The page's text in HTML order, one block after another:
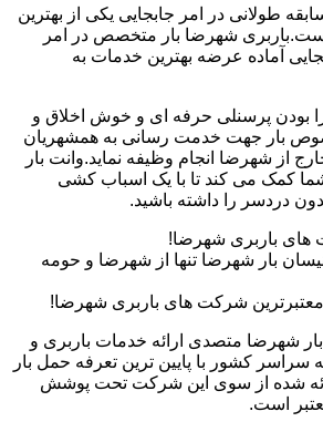
طولانی در امر جابجایی یکی از بهترین
شهرضا بار متخصص در امر
آماده عرضه بهترین خدمات به
بودن پرسنلی حرفه ای و خوش اخلاق و
بار جهت خدمت رسانی به همشهریان
از شهرضا انجام وظیفه نماید.وانت بار
کمک می کند تا با یک اسباب کشی
دردسر را داشته باشید.
های باربری شهرضا!
بار شهرضا تنها از شهرضا و حومه
معتبرترین شرکت های باربری شهرضا!
شهرضا متصدی ارائه خدمات باربری و
کشور با پایین ترین تعرفه حمل بار
شده از سوی این شرکت تحت پوشش
است.